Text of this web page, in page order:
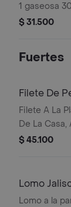
1 gaseosa
$ 31.500
Fuertes
Filete De
Filete A La
De La
Croquetas
$ 45.100
Lomo
Lomo a la